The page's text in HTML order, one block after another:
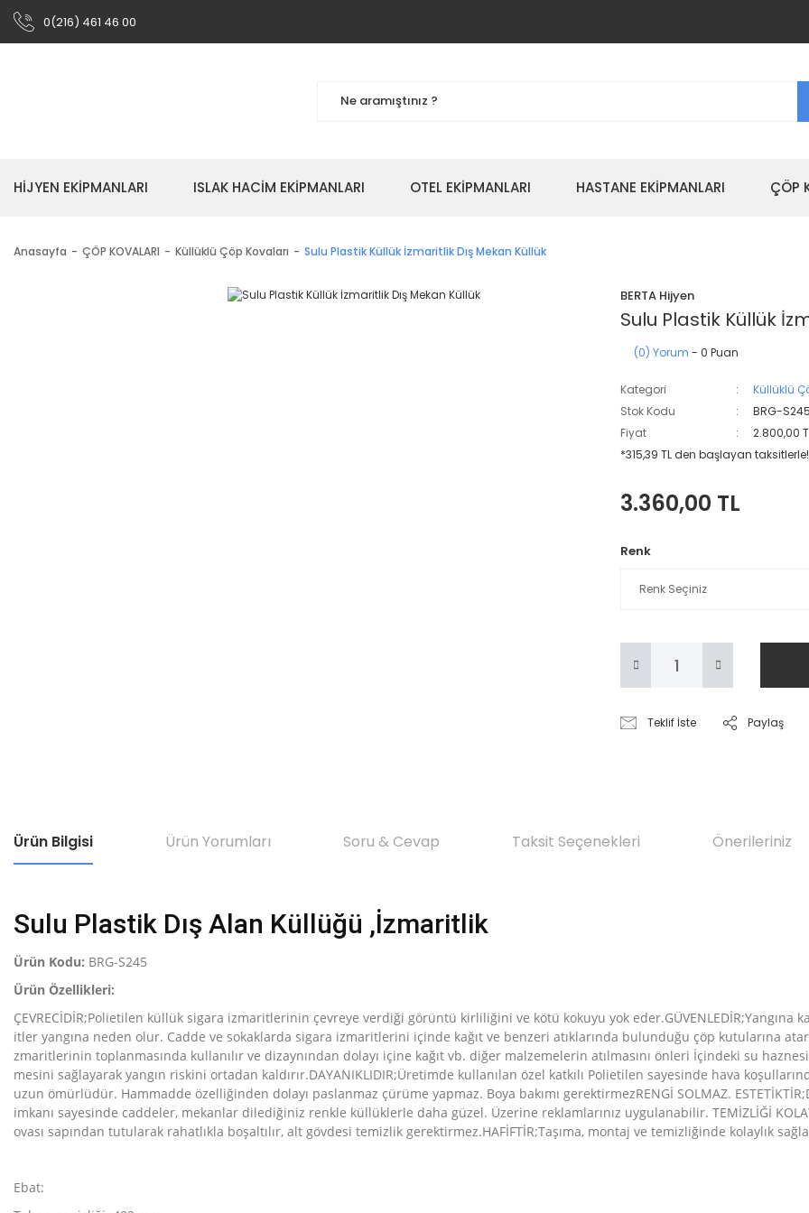
0(216) 461 46 00
HİJYEN EKİPMANLARI ISLAK HACİM EKİPMANLARI OTEL EKİPMANLARI HASTANE EKİPMANLARI ÇÖP
Anasayfa ÇÖP KOVALARI Küllüklü Çöp Kovaları Sulu Plastik Küllük İzmaritlik Dış Mekan Küllük
BERTA Hijyen
Sulu Plastik Küllük
(0) Yorum - 0 Puan
Kategori
Küllüklü
Stok Kodu
BRG-S245
Fiyat
2.800,00
*315,39 TL den başlayan taksitlerle!
3.360,00 TL
Renk
Teklif İste Paylaş
Ürün Bilgisi Ürün Yorumları Soru & Cevap Taksit Seçenekleri Önerileriniz
Sulu Plastik Dış Alan Küllüğü ,İzmaritlik
Ürün Kodu: BRG-S245
Ürün Özellikleri:
ÇEVRECİDİR;Polietilen küllük sigara izmaritlerinin çevreye verdiği görüntü kirliliğini ve kötü kokuyu yok eder.GÜVENLEDİR;Yangına
itler yangına neden olur. Cadde ve sokaklarda sigara izmaritlerini içinde kağıt ve benzeri atıklarında bulunduğu çöp kutularına
zmaritlerinin toplanmasında kullanılır ve dizaynından dolayı içine kağıt vb. diğer malzemelerin atılmasını önleri İçindeki su
mesini sağlayarak yangın riskini ortadan kaldırır.DAYANIKLIDIR;Üretimde kullanılan özel katkılı Polietilen sayesinde hava
uzun ömürlüdür. Hammadde özelliğinden dolayı paslanmaz çürüme yapmaz. Boya bakımı gerektirmezRENGİ SOLMAZ.
imkanı sayesinde caddeler, mekanlar dilediğiniz renkle küllüklerle daha güzel. Üzerine reklamlarınız uygulanabilir. TEMİZLİĞİ
ovası sapından tutularak rahatlıkla boşaltılır, alt gövdesi temizlik gerektirmez.HAFİFTİR;Taşıma, montaj ve temizliğinde kolaylık
Ebat: